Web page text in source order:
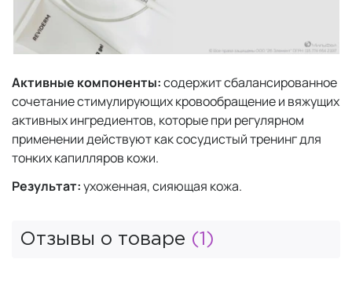
Активные компоненты:содержит сбалансированное
сочетание стимулирующих кровообращение и вяжущих
активных ингредиентов, которые при регулярном
применении действуют как сосудистый тренинг для
тонких капилляров кожи.
Результат:ухоженная, сияющая кожа.
Отзывы о товаре (1)